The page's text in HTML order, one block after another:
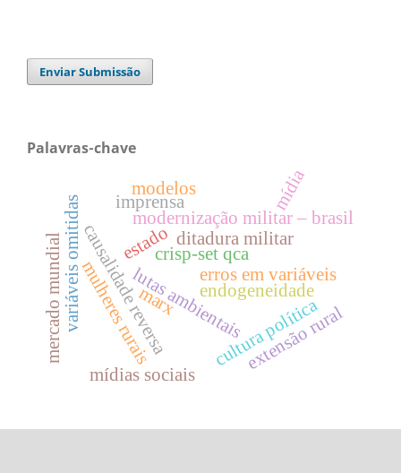
Enviar Submissão
Palavras-chave
ditadura militar
lutas ambientaiscultura política
endogeneidade
causalidade reversa erros em variáveis
variáveis omitidas modernização militar – brasil
marx
estado
mercado mundial mulheres rurais extensão rural
imprensa mídia
crisp-set qca
modelos
mídias sociais